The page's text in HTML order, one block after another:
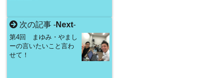
次の記事 -Next-
第4回 まゆみ・やまし
ーの言いたいこと言わ
せて！